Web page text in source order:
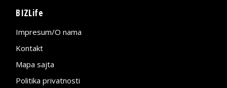
BIZLife
Impresum/O nama
Kontakt
Mapa sajta
Politika privatnosti